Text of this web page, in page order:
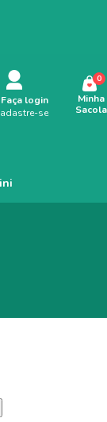
Faça login
se
Minha
Sacola
0